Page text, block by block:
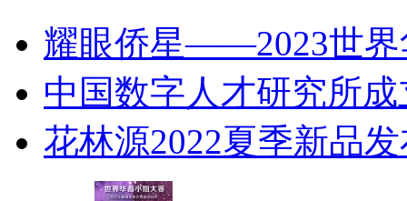
耀眼侨星——2023世界
中国数字人才研究所
花林源2022夏季新品